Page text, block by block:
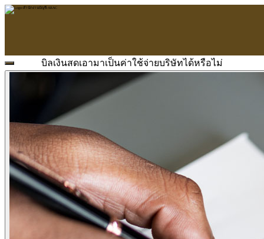
ข้อมูลบริษัท
บริการ
บริการด้านใบอนุญาต
รับจัดทำบัญชี
ตรวจสอบบัญชี
บริการวางระบบบัญชี
ที่ปรึกษาวางแผนภาษีอากร
จัดทำเงินเดือน
จดทะเบียนธุรกิจ
บิลเงินสดเอามาเป็นค่าใช้จ่ายบริษัทได้หรือไม่